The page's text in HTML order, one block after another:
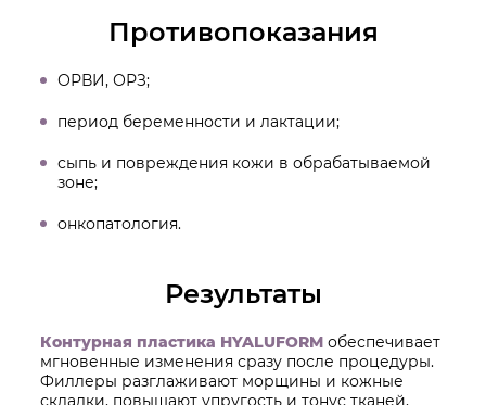
Противопоказания
ОРВИ, ОРЗ;
период беременности и лактации;
сыпь и повреждения кожи в обрабатываемой
зоне;
онкопатология.
Результаты
Контурная пластика HYALUFORMобеспечивает
мгновенные изменения сразу после процедуры.
Филлеры разглаживают морщины и кожные
складки, повышают упругость и тонус тканей,